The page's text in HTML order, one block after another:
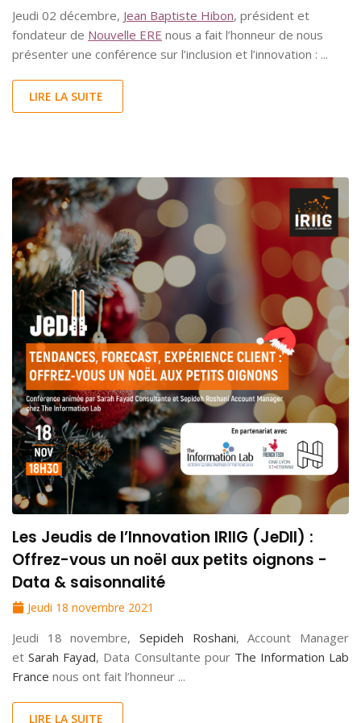
Jeudi 02 décembre, Jean Baptiste Hibon, président et
fondateur de Nouvelle ERE nous a fait l’honneur de nous
présenter une conférence sur l’inclusion et l’innovation : ...
LIRE LA SUITE
Les Jeudis de l’Innovation IRIIG (JeDII) :
Offrez-vous un noël aux petits oignons -
Data & saisonnalité
Jeudi 18 novembre 2021
Jeudi 18 novembre, Sepideh Roshani, Account Manager
etSarah Fayad, Data Consultante pour The Information Lab
France nous ont fait l’honneur ...
LIRE LA SUITE